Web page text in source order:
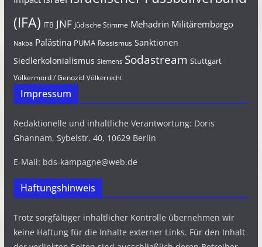
(IFA) ITB JNF Jüdische Stimme Mehadrin Militärembargo
Nakba Palästina PUMA Rassismus Sanktionen
Siedlerkolonialismus Siemens Sodastream Stuttgart
Völkermord / Genozid Völkerrecht
Impressum
Redaktionelle und inhaltliche Verantwortung: Doris
Ghannam, Sybelstr. 40, 10629 Berlin
E-Mail: bds-kampagne@web.de
Haftungshinweis
Trotz sorgfältiger inhaltlicher Kontrolle übernehmen wir
keine Haftung für die Inhalte externer Links. Für den Inhalt